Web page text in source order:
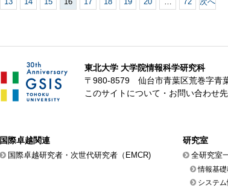
東北大学 大学院情報科学研究科
〒980-8579 仙台市青葉区荒巻字青
このサイトについて・お問い合わせ先
国際卓越関連
国際卓越研究者・次世代研究者（EMCR)
研究室
全研究室
情報基
システ